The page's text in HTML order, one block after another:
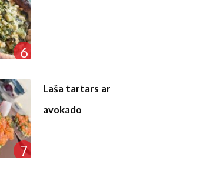
6
7
Laša tartars ar
avokado